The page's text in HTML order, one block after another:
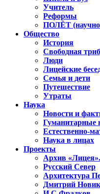
Учитель
Реформы
ПОЛЁТ (научно-
Общество
История
Свободная
Люди
Лицейские
Семья и дети
Путешествие
Утраты
Наука
Новости и
Гуманитарные
Естественно-
Наука в лицах
Проекты
Архив
Русский Север
Архитектура
Дмитрий